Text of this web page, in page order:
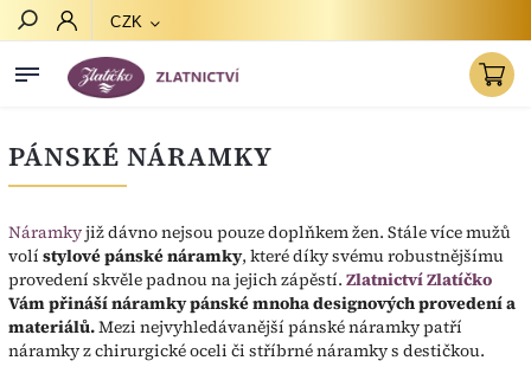
CZK
PÁNSKÉ NÁRAMKY
Náramkyjiž dávno nejsou pouze doplňkem žen. Stále více mužů
volí stylové pánské náramky, které díky svému robustnějšímu
provedení skvěle padnou na jejich zápěstí. Zlatnictví Zlatíčko
Vám přináší náramky pánské mnoha designových provedení a
materiálů.Mezi nejvyhledávanější pánské náramky patří
náramky z chirurgické oceli či stříbrné náramky s destičkou.